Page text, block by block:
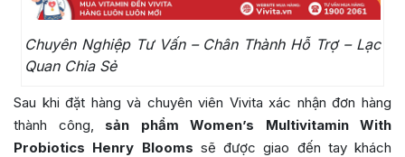
Chuyên Nghiệp Tư Vấn – Chân Thành Hỗ Trợ – Lạc
Quan Chia Sẻ
Sau khi đặt hàng và chuyên viên Vivita xác nhận đơn hàng
thành công, sản phẩm Women’s Multivitamin With
Probiotics Henry Blooms sẽ được giao đến tay khách